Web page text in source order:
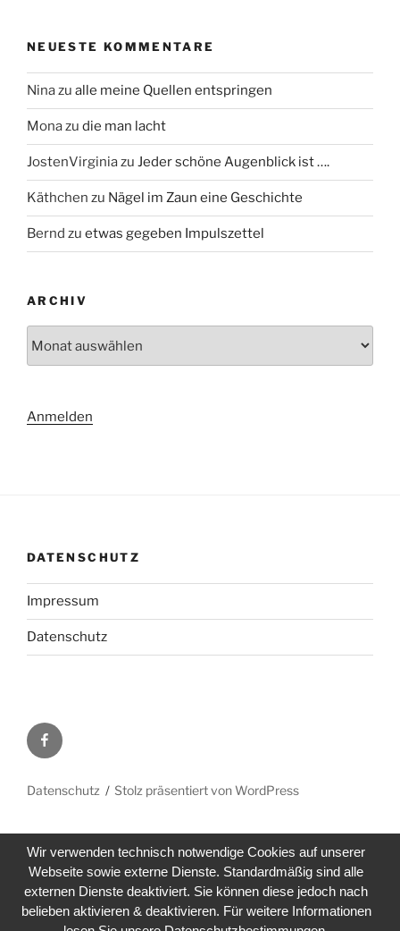
NEUESTE KOMMENTARE
Ninazu alle meine Quellen entspringen
Monazu die man lacht
JostenVirginiazu Jeder schöne Augenblick ist ….
Käthchen zu Nägel im Zaun eine Geschichte
Bernd zu etwas gegeben Impulszettel
ARCHIV
Anmelden
DATENSCHUTZ
Impressum
Datenschutz
Facebook
Datenschutz Stolz präsentiert von WordPress
Wir verwenden technisch notwendige Cookies auf unserer
Webseite sowie externe Dienste. Standardmäßig sind alle
externen Dienste deaktiviert. Sie können diese jedoch nach
belieben aktivieren & deaktivieren. Für weitere Informationen